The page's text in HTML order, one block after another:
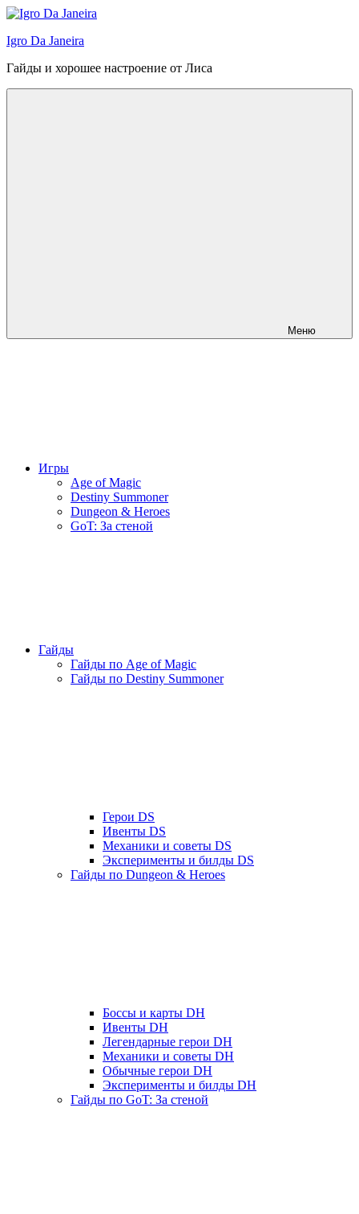
Перейти
содержимому
Igro Da Janeira
Гайды и хорошее настроение от Лиса
Меню
Игры
Age of Magic
Destiny Summoner
Dungeon & Heroes
GoT: За стеной
Гайды
Гайды по Age of Magic
Гайды по Destiny Summoner
Герои DS
Ивенты DS
Механики и советы DS
Эксперименты и билды DS
Гайды по Dungeon & Heroes
Боссы и карты DH
Ивенты DH
Легендарные герои DH
Механики и советы DH
Обычные герои DH
Эксперименты и билды DH
Гайды по GoT: За стеной